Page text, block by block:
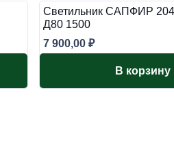
Светильник САПФИР
Д80 1500
7 900,00 ₽
В корзину